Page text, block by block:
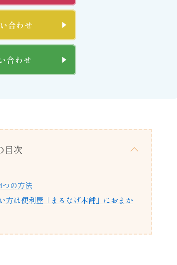
合わせ
合わせ
目次
の方法
方は便利屋「まるなげ本舗」におまか